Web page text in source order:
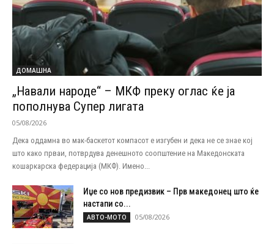
ДОМАШНА
„Навали народе“ – МКФ преку оглас ќе ја
пополнува Супер лигата
05/08/2026
Дека оддамна во мак-баскетот компасот е изгубен и дека не се знае кој
што како прваи, потврдува денешното соопштение на Македонската
кошаркарска федерација (МКФ). Имено...
Иџе со нов предизвик – Прв македонец што ќе
настапи со...
АВТО-МОТО 05/08/2026